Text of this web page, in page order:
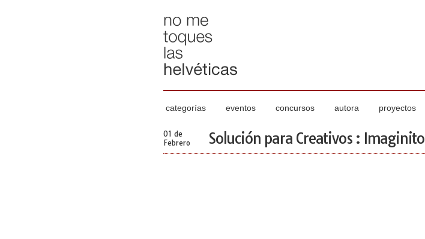
categorías eventos concursos autora proyectos
01 de
Febrero
Solución para Creativos : Imaginitol